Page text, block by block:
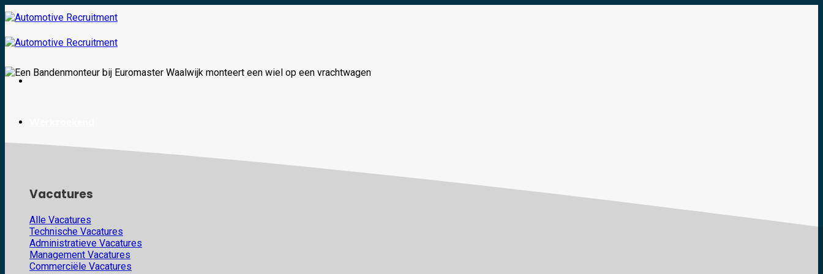
Skip
to
Vacatures
Alle Vacatures
Technische Vacatures
Administratieve Vacatures
Management Vacatures
Commerciële Vacatures